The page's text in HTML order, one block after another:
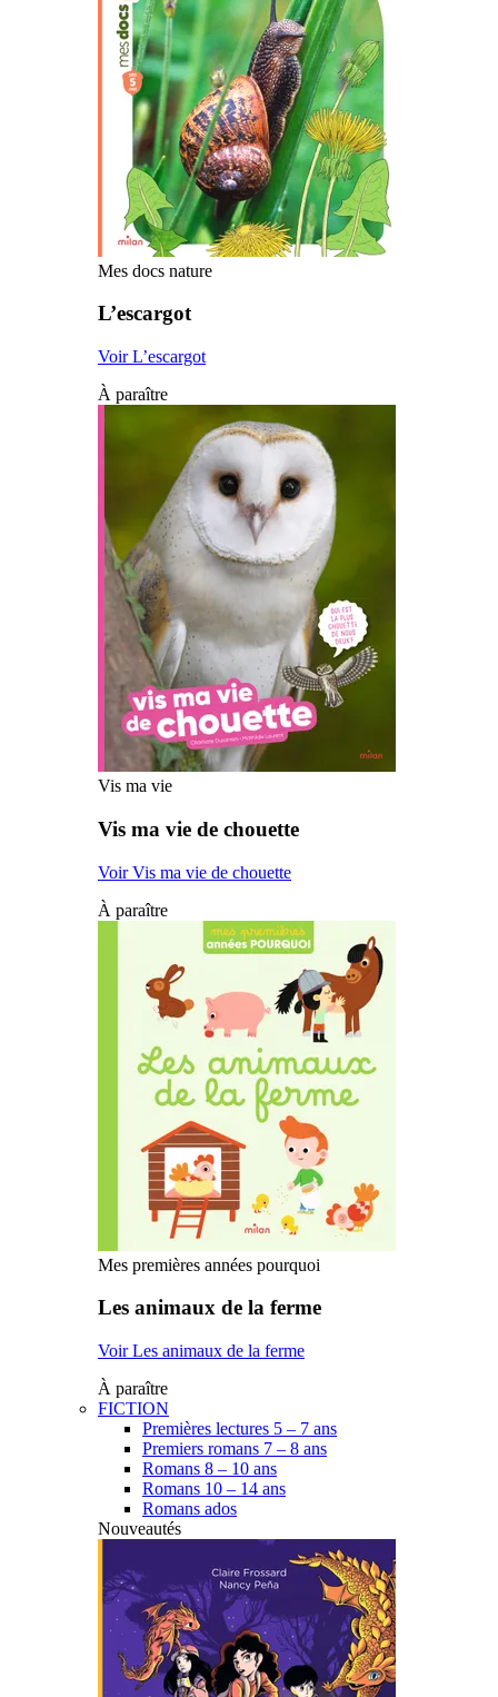
Mes docs nature
L’escargot
Voir L’escargot
À paraître
Vis ma vie
Vis ma vie de chouette
Voir Vis ma vie de chouette
À paraître
Mes premières années pourquoi
Les animaux de la ferme
Voir Les animaux de la ferme
À paraître
FICTION
Premières lectures 5 – 7 ans
Premiers romans 7 – 8 ans
Romans 8 – 10 ans
Romans 10 – 14 ans
Romans ados
Nouveautés